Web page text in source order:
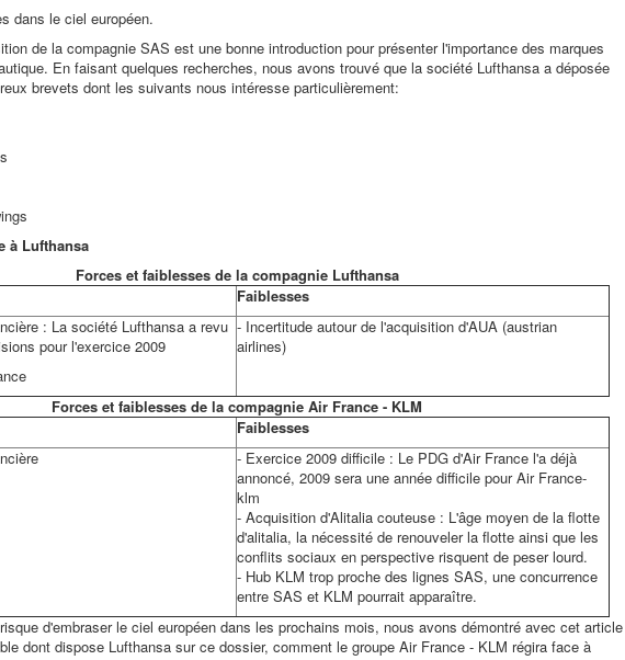
dans le ciel européen.
de la compagnie SAS est une bonne introduction pour présenter l'importance des marques
En faisant quelques recherches, nous avons trouvé que la société Lufthansa a déposée
brevets dont les suivants nous intéresse particulièrement:
à Lufthansa
Forces et faiblesses de la compagnie Lufthansa
Faiblesses
: La société Lufthansa a revu
pour l'exercice 2009
- Incertitude autour de l'acquisition d'AUA (austrian
airlines)
Forces et faiblesses de la compagnie Air France - KLM
Faiblesses
- Exercice 2009 difficile : Le PDG d'Air France l'a déjà
annoncé, 2009 sera une année difficile pour Air France-
klm
- Acquisition d'Alitalia couteuse : L'âge moyen de la flotte
d'alitalia, la nécessité de renouveler la flotte ainsi que les
conflits sociaux en perspective risquent de peser lourd.
- Hub KLM trop proche des lignes SAS, une concurrence
entre SAS et KLM pourrait apparaître.
d'embraser le ciel européen dans les prochains mois, nous avons démontré avec cet article
dont dispose Lufthansa sur ce dossier, comment le groupe Air France - KLM régira face à